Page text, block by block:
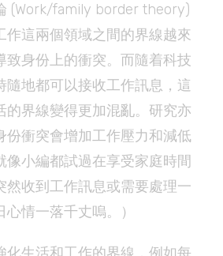
(Work/family border theory)
作這兩個領域之間的界線越來
致身份上的衝突。而隨着科技
隨地都可以接收工作訊息，這
的界線變得更加混亂。研究亦
份衝突會增加工作壓力和減低
像小編都試過在享受家庭時間
然收到工作訊息或需要處理一
情一落千丈嗚。）